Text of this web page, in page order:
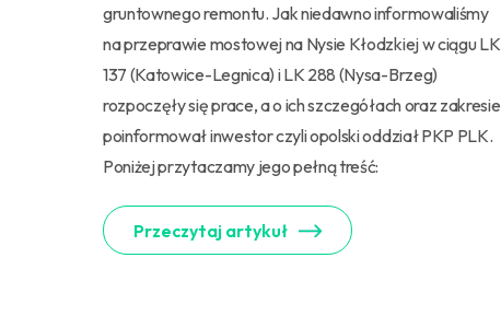
gruntownego remontu. Jak niedawno informowaliśmy
na przeprawie mostowej na Nysie Kłodzkiej w ciągu LK
137 (Katowice-Legnica) i LK 288 (Nysa-Brzeg)
rozpoczęły się prace, a o ich szczegółach oraz zakresie
poinformował inwestor czyli opolski oddział PKP PLK.
Poniżej przytaczamy jego pełną treść:
Przeczytaj artykuł